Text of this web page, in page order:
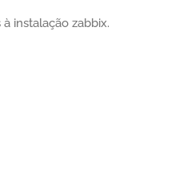
instalação zabbix.